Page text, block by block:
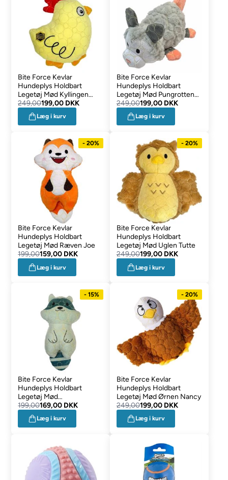
Bite Force Kevlar
Hundeplys Holdbart
Legetøj Mød Kyllingen
Hans
249,00199,00 DKK
Læg i kurv
Bite Force Kevlar
Hundeplys Holdbart
Legetøj Mød Pungrotten
Findus
249,00199,00 DKK
Læg i kurv
- 20%
Bite Force Kevlar
Hundeplys Holdbart
Legetøj Mød Ræven Joe
199,00159,00 DKK
Læg i kurv
- 20%
Bite Force Kevlar
Hundeplys Holdbart
Legetøj Mød Uglen Tutte
249,00199,00 DKK
Læg i kurv
- 15%
Bite Force Kevlar
Hundeplys Holdbart
Legetøj Mød
Vaskebjørnen Manfred
199,00169,00 DKK
Læg i kurv
- 20%
Bite Force Kevlar
Hundeplys Holdbart
Legetøj Mød Ørnen Nancy
249,00199,00 DKK
Læg i kurv